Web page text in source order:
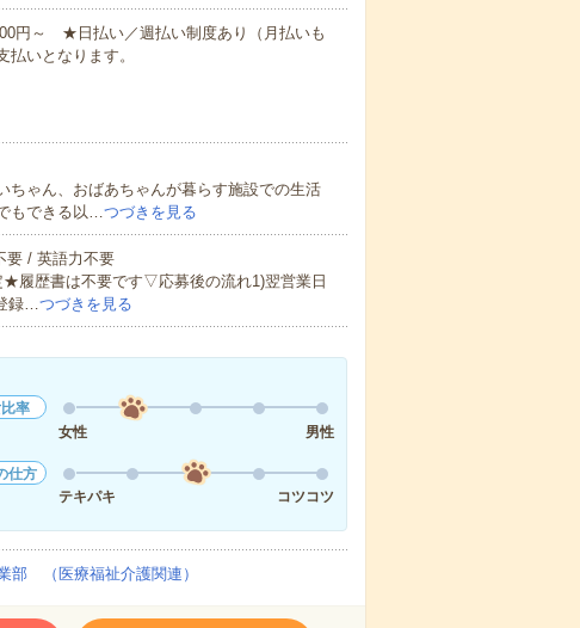
円～ ★日払い／週払い制度あり（月払いも
いとなります。
ちゃん、おばあちゃんが暮らす施設での生活
もできる以…つづきを見る
要 / 英語力不要
履歴書は不要です▽応募後の流れ1)翌営業日
録…つづきを見る
率
女性
男性
仕方
テキパキ
コツコツ
部 （医療福祉介護関連）